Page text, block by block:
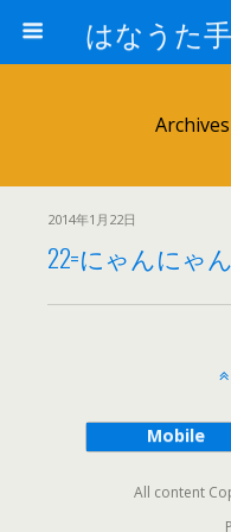
2014年1月22日
22=にゃんにゃん
Mobile
All content